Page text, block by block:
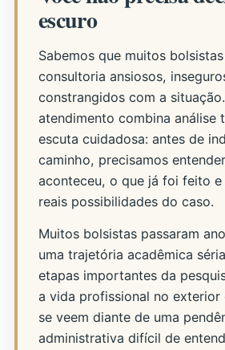
escuro
Sabemos que muitos
consultoria ansiosos,
constrangidos com a
atendimento combina análise
escuta cuidadosa: antes de
caminho, precisamos
aconteceu, o que já foi feito e
reais possibilidades do caso.
Muitos bolsistas passaram
uma trajetória acadêmica
etapas importantes da
a vida profissional no exterior
se veem diante de uma
administrativa difícil de